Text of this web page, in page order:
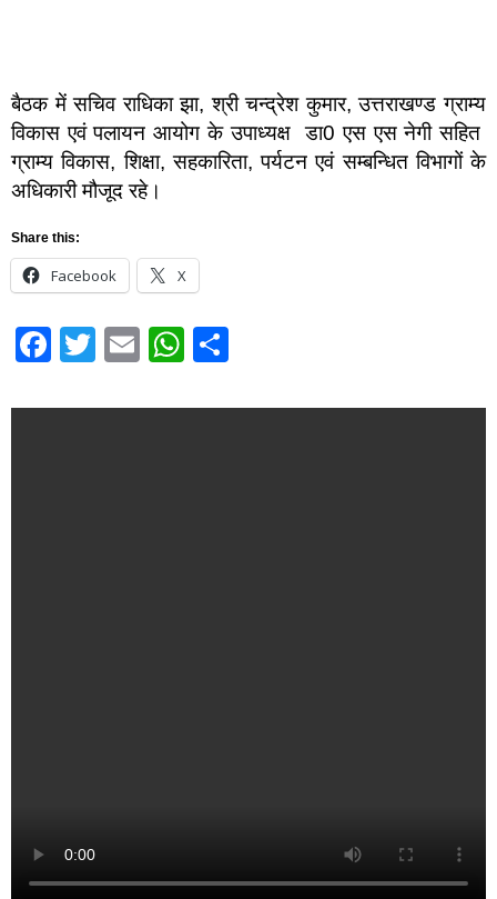
बैठक में सचिव राधिका झा, श्री चन्द्रेश कुमार, उत्तराखण्ड ग्राम्य
विकास एवं पलायन आयोग के उपाध्यक्ष डा0 एस एस नेगी सहित
ग्राम्य विकास, शिक्षा, सहकारिता, पर्यटन एवं सम्बन्धित विभागों के
अधिकारी मौजूद रहे।
Share this:
Facebook X
Facebook
Twitter
EmailWhatsApp